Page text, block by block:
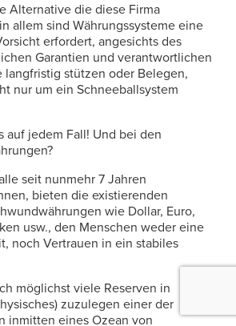
Alternative die diese Firma
allem sind Währungssysteme eine
erfordert, angesichts des
Garantien und verantwortlichen
langfristig stützen oder Belegen,
nur um ein Schneeballsystem
auf jedem Fall! Und bei den
seit nunmehr 7 Jahren
bieten die existierenden
wie Dollar, Euro,
usw., den Menschen weder eine
noch Vertrauen in ein stabiles
möglichst viele Reserven in
zuzulegen einer der
inmitten eines Ozean von